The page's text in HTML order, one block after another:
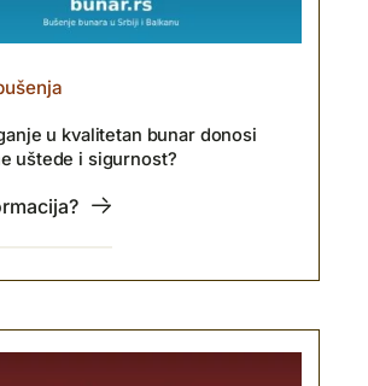
u kvalitetan bunar donosi
uštede i sigurnost?